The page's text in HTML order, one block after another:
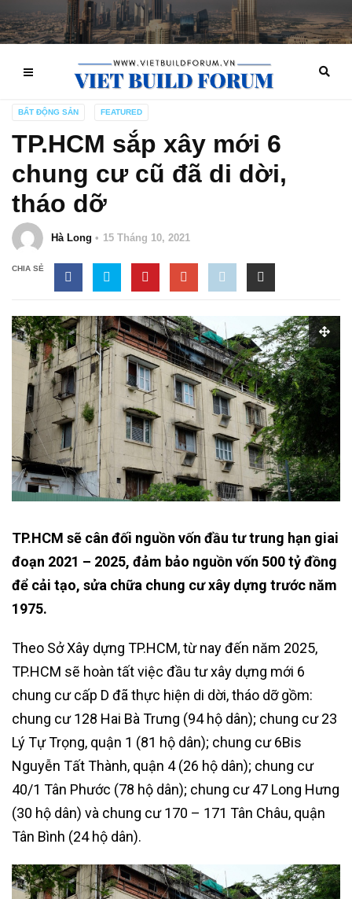
BẤT ĐỘNG SẢN FEATURED
TP.HCM sắp xây mới 6
chung cư cũ đã di dời,
tháo dỡ
Hà Long 15 Tháng 10, 2021
CHIA SẺ
TP.HCM sẽ cân đối nguồn vốn đầu tư trung hạn giai
đoạn 2021 – 2025, đảm bảo nguồn vốn 500 tỷ đồng
để cải tạo, sửa chữa chung cư xây dựng trước năm
1975.
Theo Sở Xây dựng TP.HCM, từ nay đến năm 2025,
TP.HCM sẽ hoàn tất việc đầu tư xây dựng mới 6
chung cư cấp D đã thực hiện di dời, tháo dỡ gồm:
chung cư 128 Hai Bà Trưng (94 hộ dân); chung cư 23
Lý Tự Trọng, quận 1 (81 hộ dân); chung cư 6Bis
Nguyễn Tất Thành, quận 4 (26 hộ dân); chung cư
40/1 Tân Phước (78 hộ dân); chung cư 47 Long Hưng
(30 hộ dân) và chung cư 170 – 171 Tân Châu, quận
Tân Bình (24 hộ dân).